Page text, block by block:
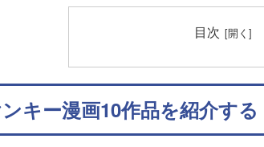
目次
キー漫画10作品を紹介する